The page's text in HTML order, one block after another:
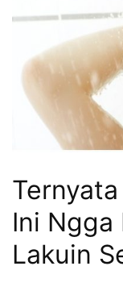
Ini Ngga
Lakuin